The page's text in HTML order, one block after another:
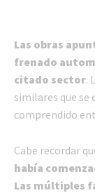
Las obras
frenado
citado sector.
similares que
comprendido
Cabe recordar
había
Las múltiples